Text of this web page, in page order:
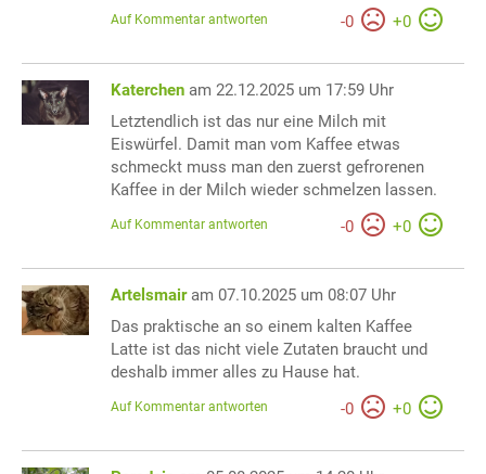
-0 +0
Auf Kommentar antworten
Katerchen am 22.12.2025 um 17:59 Uhr
Letztendlich ist das nur eine Milch mit
Eiswürfel. Damit man vom Kaffee etwas
schmeckt muss man den zuerst gefrorenen
Kaffee in der Milch wieder schmelzen lassen.
-0 +0
Auf Kommentar antworten
Artelsmair am 07.10.2025 um 08:07 Uhr
Das praktische an so einem kalten Kaffee
Latte ist das nicht viele Zutaten braucht und
deshalb immer alles zu Hause hat.
-0 +0
Auf Kommentar antworten